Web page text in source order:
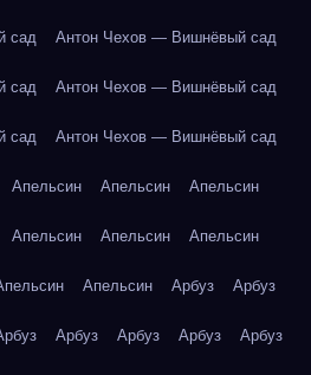
сад Антон Чехов — Вишнёвый сад
сад Антон Чехов — Вишнёвый сад
сад Антон Чехов — Вишнёвый сад
Апельсин Апельсин Апельсин
Апельсин Апельсин Апельсин
Апельсин Арбуз Арбуз
Арбуз Арбуз Арбуз Арбуз